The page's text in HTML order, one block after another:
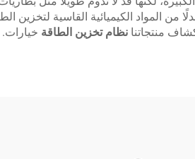
من المواد الكيميائية القاسية لتخزين
منتجاتنانظام تخزين الطاقة خيارات.